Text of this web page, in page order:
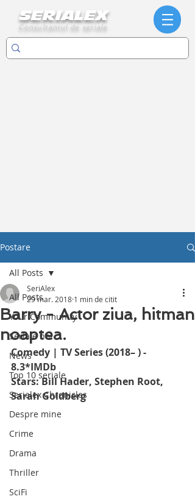
SERIALEX
Consultantul de seriale
Postare
All Posts
Your Community
Seriale noi
News
Top 10 seriale
Serialex Chronicles
Despre mine
Crime
Drama
Thriller
SciFi
All Posts
Barry - Actor ziua, hitman
noaptea.
SeriAlex
29 mar. 2018 1 min de citit
Comedy | TV Series (2018– ) -
8.3*IMDb
Stars: Bill Hader, Stephen Root,
Sarah Goldberg